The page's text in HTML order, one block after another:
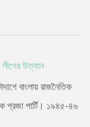
লীগের উত্থান
বাংলায় রাজনৈতিক
পার্টি। ১৯৪৫-৪৬